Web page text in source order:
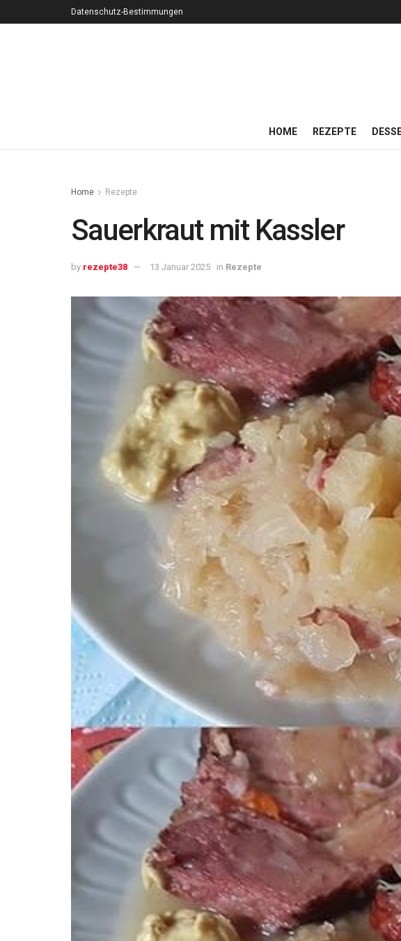
Datenschutz-Bestimmungen
HOME REZEPTE
Home Rezepte
Sauerkraut mit Kassler
by rezepte38 13 Januar 2025 in Rezepte